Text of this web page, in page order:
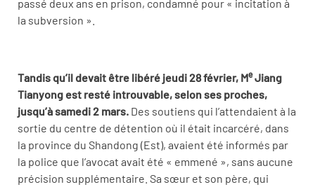
passé deux ans en prison, condamné pour « incitation à
la subversion ».
Tandis qu’il devait être libéré jeudi 28 février, MeJiang
Tianyong est resté introuvable, selon ses proches,
jusqu’à samedi 2 mars. Des soutiens qui l’attendaient à la
sortie du centre de détention où il était incarcéré, dans
la province du Shandong (Est), avaient été informés par
la police que l’avocat avait été « emmené », sans aucune
précision supplémentaire. Sa sœur et son père, qui